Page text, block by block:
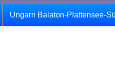
Ungarn Balaton-Plattensee-